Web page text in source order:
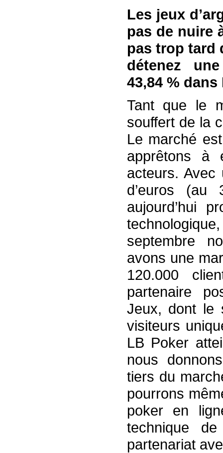
Les jeux
pas de nuire
pas trop tard
détenez
43,84 %
Tant que le
souffert de la
Le marché
apprêtons à
acteurs. Avec
d’euros (au
aujourd’hui
septembre
avons une
120.000
partenaire
Jeux, dont le
visiteurs
LB Poker
nous
tiers du
pourrons
poker en
technique
partenariat